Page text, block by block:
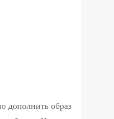
дополнить образ